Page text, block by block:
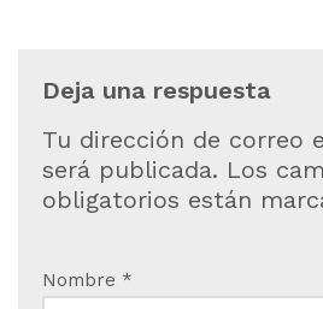
Deja una respuesta
Tu dirección de correo
será publicada. Los
obligatorios están
Nombre *